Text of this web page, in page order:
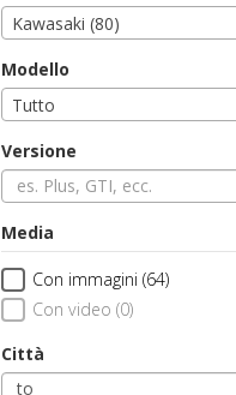
Kawasaki (80)
Modello
Tutto
Versione
Media
Con immagini (64)
Con video (0)
Città